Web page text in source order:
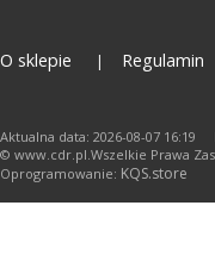
O sklepie Regulamin
Aktualna data: 2026-08-07 16:19
© www.cdr.pl.Wszelkie Prawa
Oprogramowanie: KQS.store